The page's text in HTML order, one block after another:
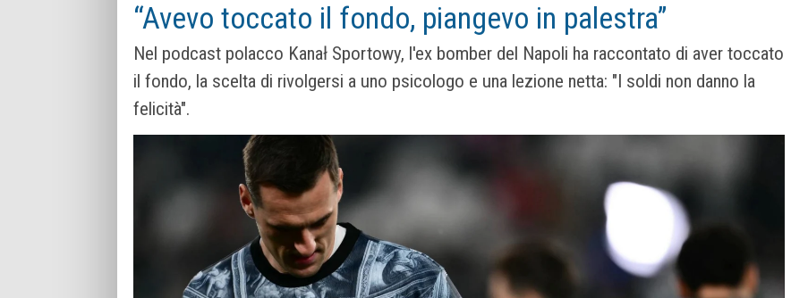
“Avevo toccato il fondo, piangevo in palestra”
Nel podcast polacco Kanał Sportowy, l'ex bomber del Napoli ha raccontato di aver toccato
il fondo, la scelta di rivolgersi a uno psicologo e una lezione netta: "I soldi non danno la
felicità".